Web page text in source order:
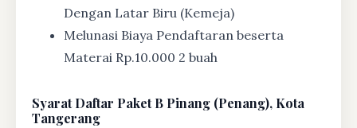
Dengan Latar Biru (Kemeja)
Melunasi Biaya Pendaftaran beserta
Materai Rp.10.000 2 buah
SyaratDaftar Paket B Pinang (Penang), Kota
Tangerang